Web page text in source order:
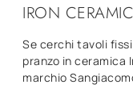
IRON
Se cerchi tavoli
pranzo in ceramica
marchio